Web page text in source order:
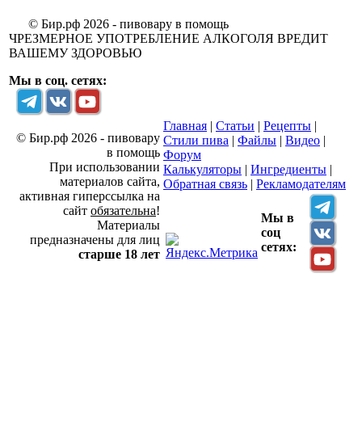
© Бир.рф 2026 - пивовару в помощь
ЧРЕЗМЕРНОЕ УПОТРЕБЛЕНИЕ АЛКОГОЛЯ ВРЕДИТ
ВАШЕМУ ЗДОРОВЬЮ
Мы в соц. сетях:
© Бир.рф 2026 - пивовару
в помощь
При использовании
материалов сайта,
активная гиперссылка на
сайт обязательна!
Материалы
предназначены для лиц
старше 18 лет
Главная | Статьи | Рецепты |
Стили пива | Файлы | Видео |
Форум
Калькуляторы | Ингредиенты |
Обратная связь | Рекламодателям
Мы в
соц
сетях: